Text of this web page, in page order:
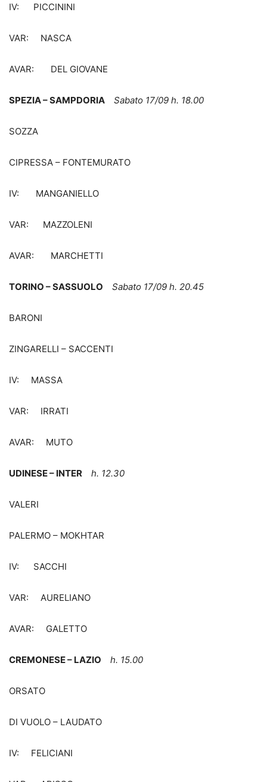
IV: PICCININI
VAR: NASCA
AVAR: DEL GIOVANE
SPEZIA – SAMPDORIA Sabato 17/09 h. 18.00
SOZZA
CIPRESSA – FONTEMURATO
IV: MANGANIELLO
VAR: MAZZOLENI
AVAR: MARCHETTI
TORINO – SASSUOLO Sabato 17/09 h. 20.45
BARONI
ZINGARELLI – SACCENTI
IV: MASSA
VAR: IRRATI
AVAR: MUTO
UDINESE – INTER h. 12.30
VALERI
PALERMO – MOKHTAR
IV: SACCHI
VAR: AURELIANO
AVAR: GALETTO
CREMONESE – LAZIO h. 15.00
ORSATO
DI VUOLO – LAUDATO
IV: FELICIANI